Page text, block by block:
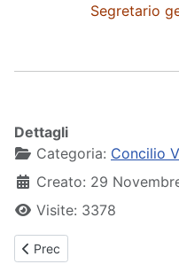
Segretario
Dettagli
Categoria: Concilio
Creato: 29
Visite: 3378
Articolo precedente:
Prec